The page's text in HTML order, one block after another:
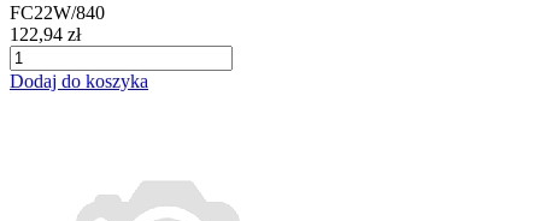
FC22W/840
122,94 zł
Dodaj do koszyka